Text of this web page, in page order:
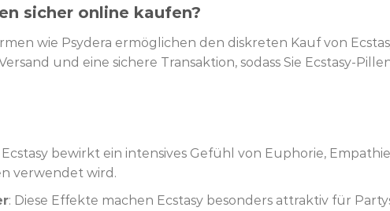
sicher online kaufen?
wie Psydera ermöglichen den diskreten Kauf von
und eine sichere Transaktion, sodass Sie Ecstasy-
Ecstasy bewirkt ein intensives Gefühl von Euphorie,
verwendet wird.
: Diese Effekte machen Ecstasy besonders attraktiv für